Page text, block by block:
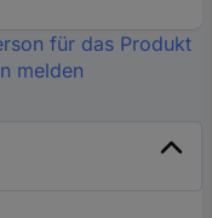
für das Produkt
melden